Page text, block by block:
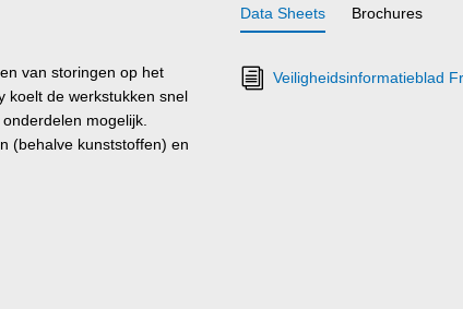
van storingen op het
koelt de werkstukken snel
mogelijk.
(behalve kunststoffen) en
Data Sheets Brochures
Veiligheidsinformatieblad